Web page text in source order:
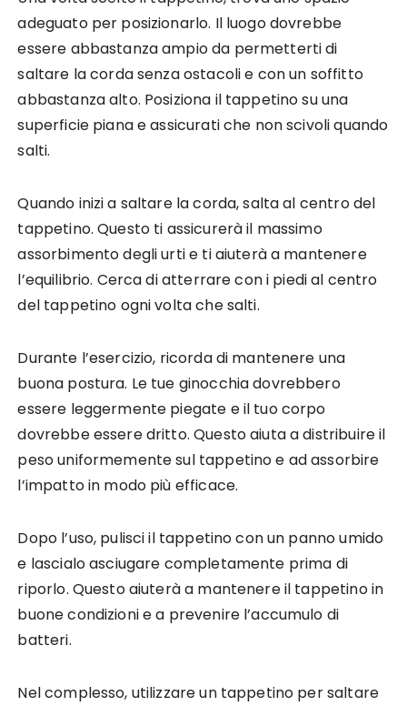
adeguato per posizionarlo. Il luogo dovrebbe
essere abbastanza ampio da permetterti di
saltare la corda senza ostacoli e con un soffitto
abbastanza alto. Posiziona il tappetino su una
superficie piana e assicurati che non scivoli quando
salti.
Quando inizi a saltare la corda, salta al centro del
tappetino. Questo ti assicurerà il massimo
assorbimento degli urti e ti aiuterà a mantenere
l’equilibrio. Cerca di atterrare con i piedi al centro
del tappetino ogni volta che salti.
Durante l’esercizio, ricorda di mantenere una
buona postura. Le tue ginocchia dovrebbero
essere leggermente piegate e il tuo corpo
dovrebbe essere dritto. Questo aiuta a distribuire il
peso uniformemente sul tappetino e ad assorbire
l’impatto in modo più efficace.
Dopo l’uso, pulisci il tappetino con un panno umido
e lascialo asciugare completamente prima di
riporlo. Questo aiuterà a mantenere il tappetino in
buone condizioni e a prevenire l’accumulo di
batteri.
Nel complesso, utilizzare un tappetino per saltare